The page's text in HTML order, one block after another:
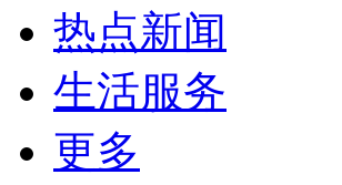
热点新闻
生活服务
更多